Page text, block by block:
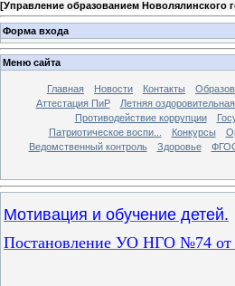
[Управление образованием Новолялинского
Форма входа
Меню сайта
Главная Новости Контакты
Аттестация ПиР
Летняя
Противодействие коррупции
Патриотическое воспи...
Конкурсы
Ведомственный контроль
Здоровье
Мотивация и обучение детей.
Постановление УО НГО №74 от